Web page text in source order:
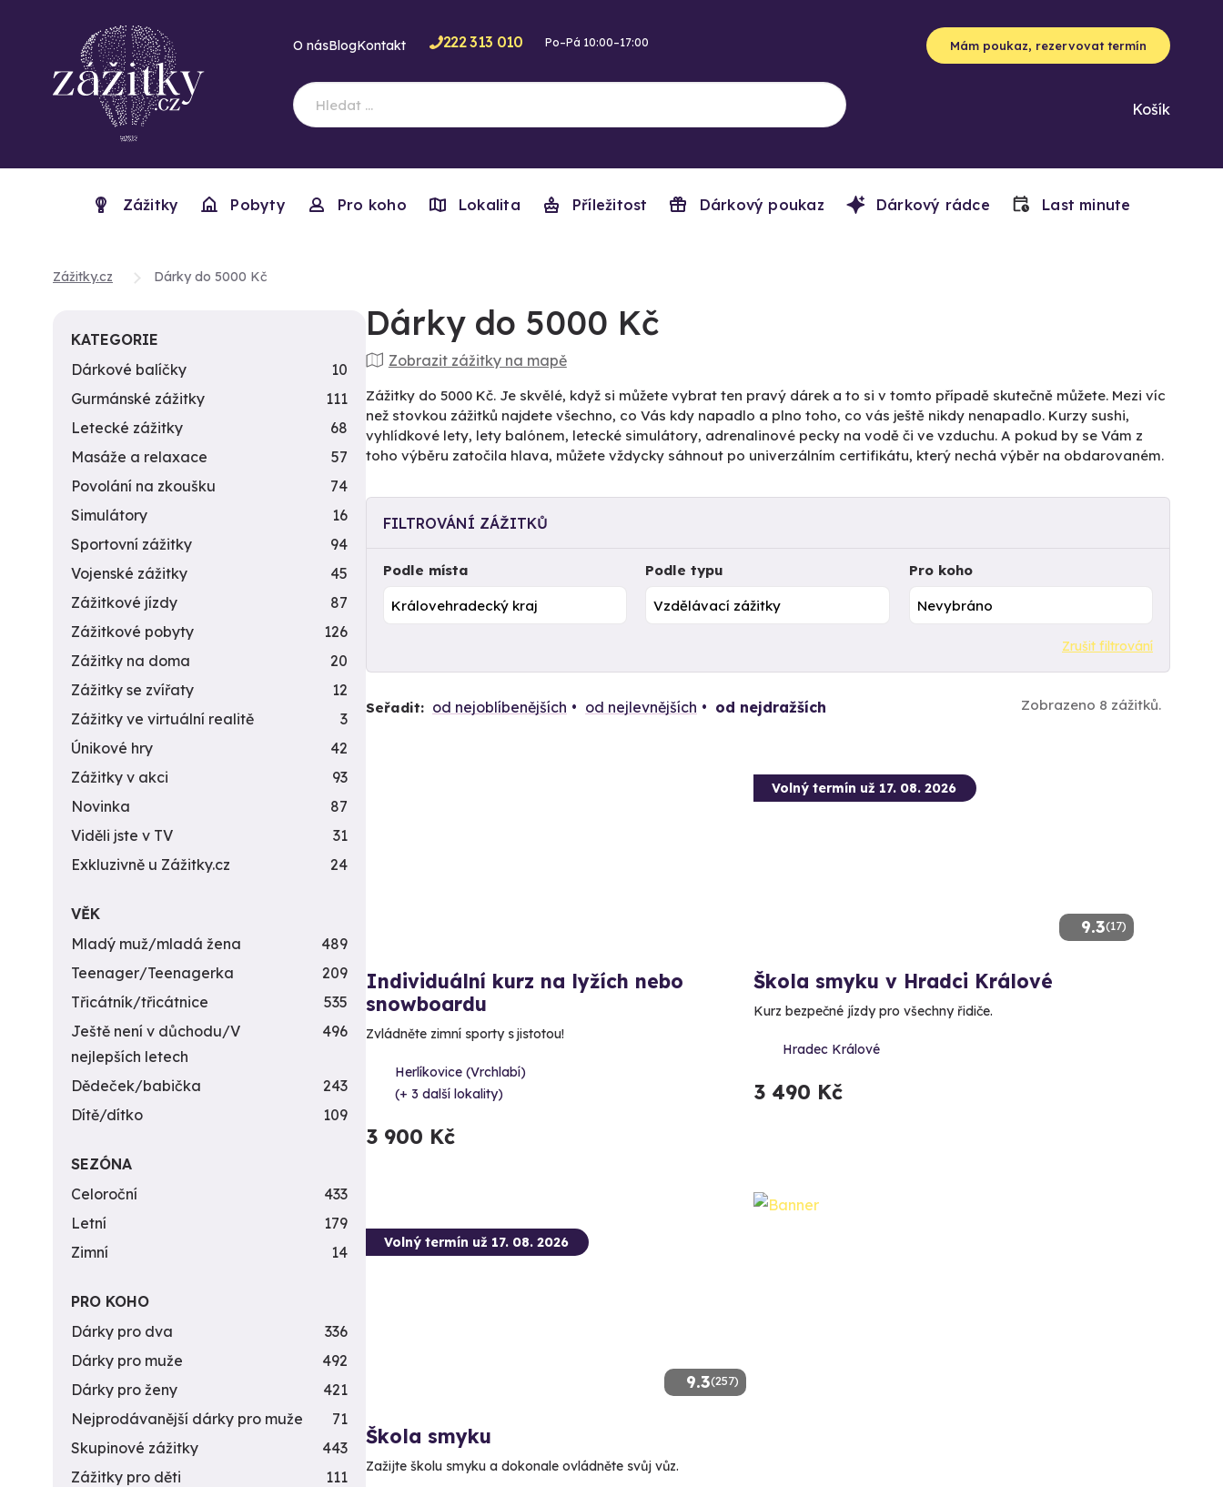
O násBlogKontakt 222 313 010 Po–Pá 10:00–17:00 Mám poukaz, rezervovat termín
Košík
Zážitky Pobyty Pro koho Lokalita Příležitost Dárkový poukaz Dárkový rádce Last minute
Zážitky.cz Dárky do 5000 Kč
Dárky do 5000 Kč
Zobrazit zážitky na mapě
Zážitky do 5000 Kč. Je skvělé, když si můžete vybrat ten pravý dárek a to si v tomto případě skutečně můžete. Mezi víc
než stovkou zážitků najdete všechno, co Vás kdy napadlo a plno toho, co vás ještě nikdy nenapadlo. Kurzy sushi,
vyhlídkové lety, lety balónem, letecké simulátory, adrenalinové pecky na vodě či ve vzduchu. A pokud by se Vám z
toho výběru zatočila hlava, můžete vždycky sáhnout po univerzálním certifikátu, který nechá výběr na obdarovaném.
FILTROVÁNÍ ZÁŽITKŮ
Podle místa Podle typu Pro koho
Zrušit filtrování
Seřadit: od nejoblíbenějších od nejlevnějších od nejdražších Zobrazeno 8 zážitků.
Individuální kurz na lyžích nebo
snowboardu
Zvládněte zimní sporty s jistotou!
Herlíkovice (Vrchlabí)
(+ 3 další lokality)
3 900 Kč
9.3(17)
Volný termín už 17. 08. 2026
Škola smyku v Hradci Králové
Kurz bezpečné jízdy pro všechny řidiče.
Hradec Králové
3 490 Kč
9.3(257)
Volný termín už 17. 08. 2026
Škola smyku
Zažijte školu smyku a dokonale ovládněte svůj vůz.
KATEGORIE
Dárkové balíčky
10
Gurmánské zážitky
111
Letecké zážitky
68
Masáže a relaxace
57
Povolání na zkoušku
74
Simulátory
16
Sportovní zážitky
94
Vojenské zážitky
45
Zážitkové jízdy
87
Zážitkové pobyty
126
Zážitky na doma
20
Zážitky se zvířaty
12
Zážitky ve virtuální realitě
3
Únikové hry
42
Zážitky v akci
93
Novinka
87
Viděli jste v TV
31
Exkluzivně u Zážitky.cz
24
VĚK
Mladý muž/mladá žena
489
Teenager/Teenagerka
209
Třicátník/třicátnice
535
Ještě není v důchodu/V
nejlepších letech
496
Dědeček/babička
243
Dítě/dítko
109
SEZÓNA
Celoroční
433
Letní
179
Zimní
14
PRO KOHO
Dárky pro dva
336
Dárky pro muže
492
Dárky pro ženy
421
Nejprodávanější dárky pro muže
71
Skupinové zážitky
443
Zážitky pro děti
111